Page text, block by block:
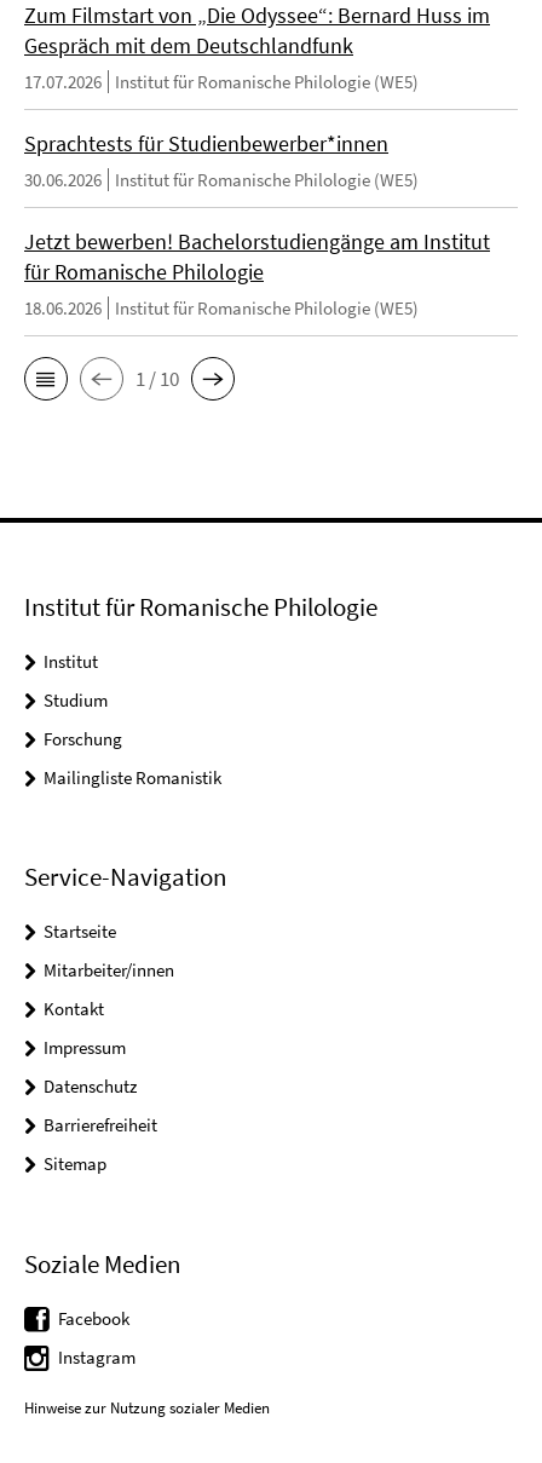
Zum Filmstart von „Die Odyssee“: Bernard Huss im
Gespräch mit dem Deutschlandfunk
17.07.2026 Institut für Romanische Philologie (WE5)
Sprachtests für Studienbewerber*innen
30.06.2026 Institut für Romanische Philologie (WE5)
Jetzt bewerben! Bachelorstudiengänge am Institut
für Romanische Philologie
18.06.2026 Institut für Romanische Philologie (WE5)
1 / 10
Institut für Romanische Philologie
Institut
Studium
Forschung
Mailingliste Romanistik
Service-Navigation
Startseite
Mitarbeiter/innen
Kontakt
Impressum
Datenschutz
Barrierefreiheit
Sitemap
Soziale Medien
Facebook
Instagram
Hinweise zur Nutzung sozialer Medien